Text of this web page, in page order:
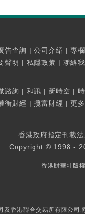
告查詢 | 公司介紹 | 專
聲明 | 私隱政策 | 聯絡
諮詢 | 和訊 | 新時空 |
衡財經 | 攬富財經 | 更
香港政府指定刊載
Copyright © 1998 -
香港財華社版
及香港聯合交易所有限公司